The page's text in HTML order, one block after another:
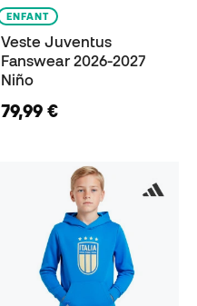
ENFANT
Veste Juventus
Fanswear 2026-2027
Niño
79,99 €